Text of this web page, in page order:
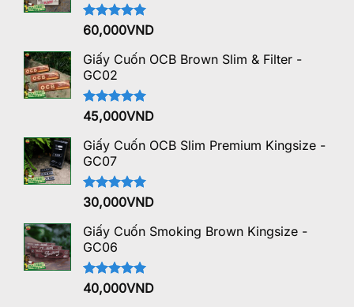
Được xếp
hạng
5 sao
60,000VND
Giấy Cuốn OCB Brown Slim & Filter -
GC02
Được xếp
hạng
5 sao
45,000VND
Giấy Cuốn OCB Slim Premium Kingsize -
GC07
Được xếp
hạng
5 sao
30,000VND
Giấy Cuốn Smoking Brown Kingsize -
GC06
Được xếp
hạng
40,000VND